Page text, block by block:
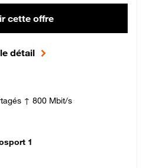
cette offre
détail
↑ 800 Mbit/s
1